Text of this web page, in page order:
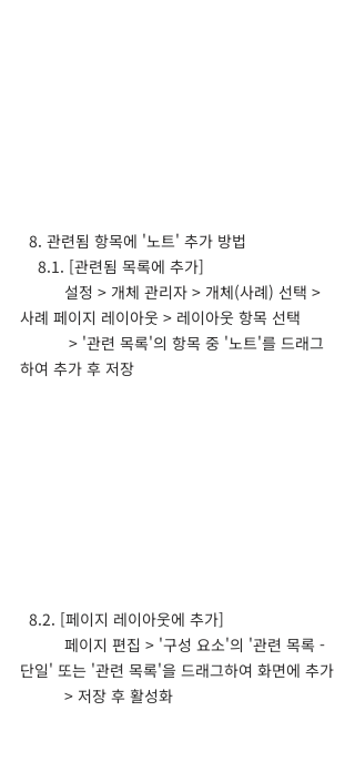
  8. 관련됨 항목에 '노트' 추가 방법
    8.1. [관련됨 목록에 추가]
사례 페이지 레이아웃 > 레이아웃 항목 선택
하여 추가 후 저장
  8.2. [페이지 레이아웃에 추가]
단일' 또는 '관련 목록'을 드래그하여 화면에 추가
	> 저장 후 활성화